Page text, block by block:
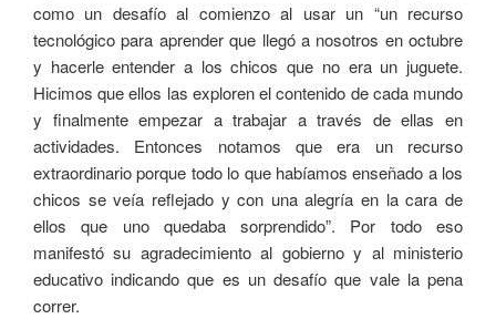
como un desafío al comienzo al usar un “un recurso
tecnológico para aprender que llegó a nosotros en octubre
y hacerle entender a los chicos que no era un juguete.
Hicimos que ellos las exploren el contenido de cada mundo
y finalmente empezar a trabajar a través de ellas en
actividades. Entonces notamos que era un recurso
extraordinario porque todo lo que habíamos enseñado a los
chicos se veía reflejado y con una alegría en la cara de
ellos que uno quedaba sorprendido”. Por todo eso
manifestó su agradecimiento al gobierno y al ministerio
educativo indicando que es un desafío que vale la pena
correr.